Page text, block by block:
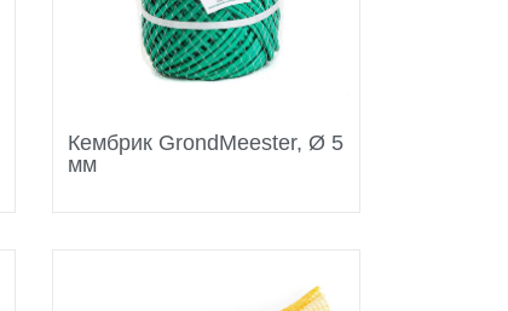
Кембрик GrondMeester, Ø 5
мм